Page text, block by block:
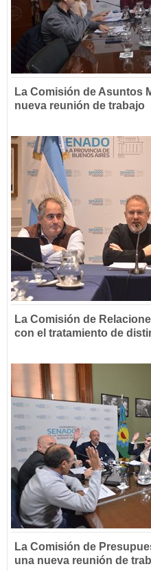
La Comisión de Asuntos
nueva reunión de trabajo
La Comisión de
con el tratamiento de
La Comisión de
una nueva reunión de